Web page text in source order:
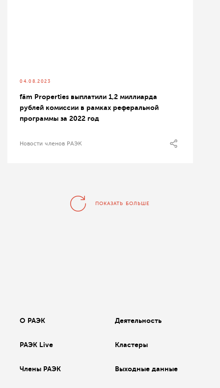
04.08.2023
fäm Properties выплатили 1,2 миллиарда
рублей комиссии в рамках реферальной
программы за 2022 год
Новости членов РАЭК
ПОКАЗАТЬ БОЛЬШЕ
О РАЭК Деятельность
РАЭК Live Кластеры
Члены РАЭК Выходные данные